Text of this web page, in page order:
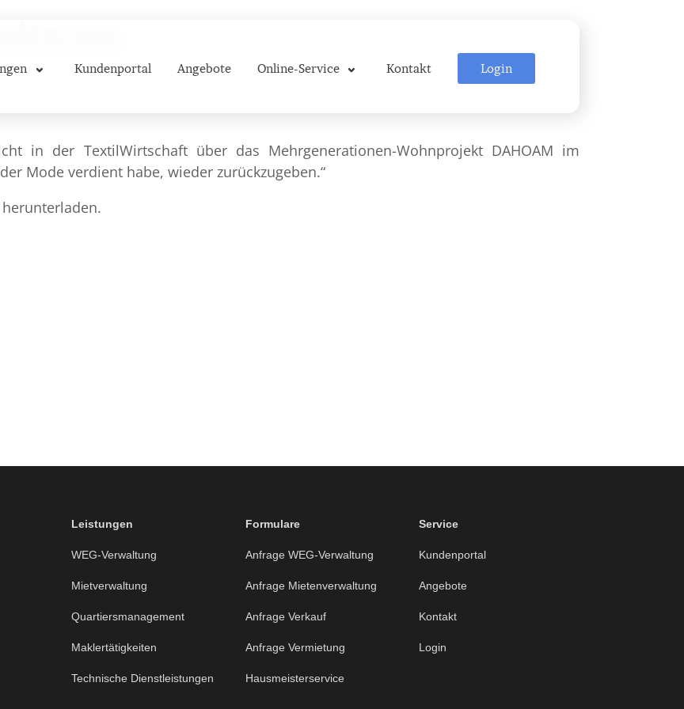
Kundenportal Angebote Online-Service Kontakt Login
in der TextilWirtschaft über das Mehrgenerationen-Wohnprojekt DAHOAM im
Mode verdient habe, wieder zurückzugeben.“
herunterladen.
Leistungen
WEG-Verwaltung
Mietverwaltung
Quartiersmanagement
Maklertätigkeiten
Technische Dienstleistungen
Formulare
Anfrage WEG-Verwaltung
Anfrage Mietenverwaltung
Anfrage Verkauf
Anfrage Vermietung
Hausmeisterservice
Service
Kundenportal
Angebote
Kontakt
Login